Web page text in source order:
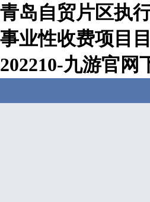
青岛自贸片区执
事业性收费项目
202210-九游官网